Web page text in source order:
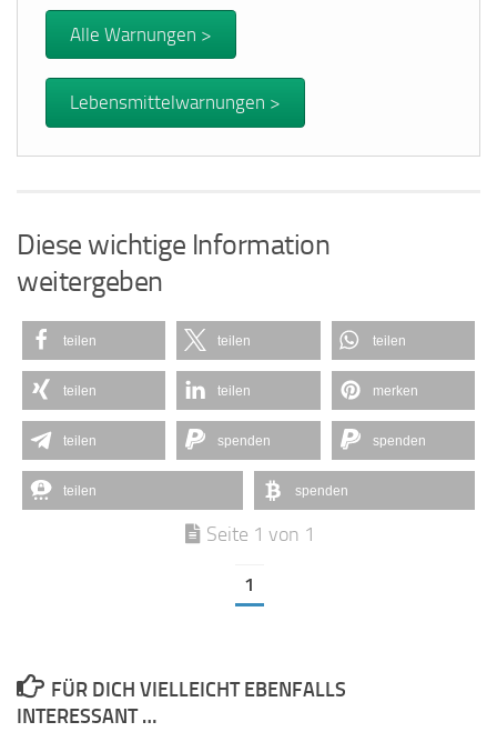
Alle Warnungen >
Lebensmittelwarnungen >
Diese wichtige Information
weitergeben
teilen teilen teilen
teilen teilen merken
teilen spenden spenden
teilen spenden
Seite 1 von 1
1
FÜR DICH VIELLEICHT EBENFALLS
INTERESSANT …